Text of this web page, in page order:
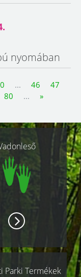
nyomában
... 46
47
80 ...
»
Parki Termékek